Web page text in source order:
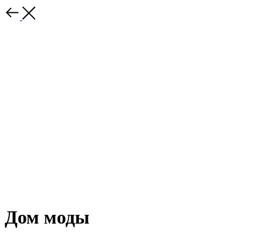
Дом моды